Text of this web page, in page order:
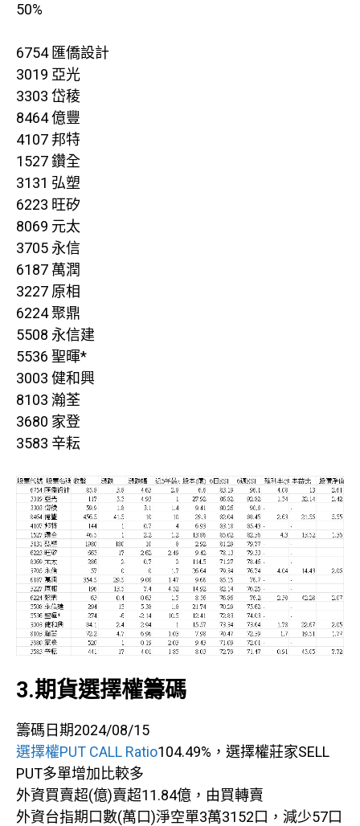
50%
6754 匯僑設計
3019 亞光
3303 岱稜
8464 億豐
4107 邦特
1527 鑽全
3131 弘塑
6223 旺矽
8069 元太
3705 永信
6187 萬潤
3227 原相
6224 聚鼎
5508 永信建
5536 聖暉*
3003 健和興
8103 瀚荃
3680 家登
3583 辛耘
3.期貨選擇權籌碼
籌碼日期2024/08/15
選擇權PUT CALL Ratio104.49%，選擇權莊家SELL
PUT多單增加比較多
外資買賣超(億)賣超11.84億，由買轉賣
外資台指期口數(萬口)淨空單3萬3152口，減少57口